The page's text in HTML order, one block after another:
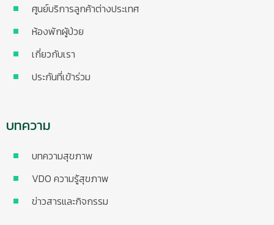
ศูนย์บริการลูกค้าต่างประเทศ
ห้องพักผู้ป่วย
เกี่ยวกับเรา
ประกันที่เข้าร่วม
บทความ
บทความสุขภาพ
VDO ความรู้สุขภาพ
ข่าวสารและกิจกรรม